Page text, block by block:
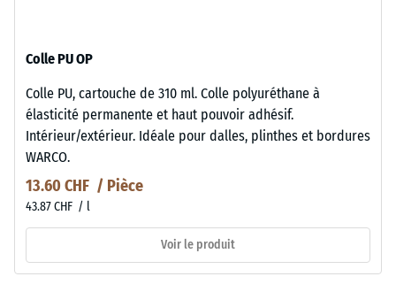
Colle PU OP
Colle PU, cartouche de 310 ml. Colle polyuréthane à
élasticité permanente et haut pouvoir adhésif.
Intérieur/extérieur. Idéale pour dalles, plinthes et bordures
WARCO.
13.60 CHF / Pièce
43.87 CHF / l
Voir le produit